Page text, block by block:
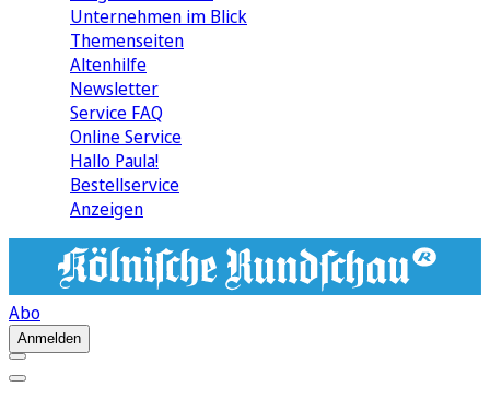
Unternehmen im Blick
Themenseiten
Altenhilfe
Newsletter
Service FAQ
Online Service
Hallo Paula!
Bestellservice
Anzeigen
Abo
Anmelden